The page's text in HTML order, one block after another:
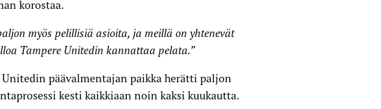
korostaa.
myös pelillisiä asioita, ja meillä on yhtenevät
Tampere Unitedin kannattaa pelata.”
päävalmentajan paikka herätti paljon
kesti kaikkiaan noin kaksi kuukautta.